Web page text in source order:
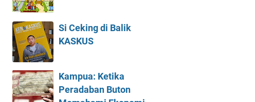
Si Ceking di Balik
KASKUS
Kampua: Ketika
Peradaban Buton